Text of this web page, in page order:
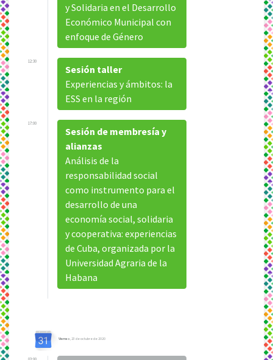
y Solidaria en el Desarrollo
Económico Municipal con
enfoque de Género
12:30
Sesión taller
Experiencias y ámbitos: la
ESS en la región
17:00
Sesión de membresía y
alianzas
Análisis de la
responsabilidad social
como instrumento para el
desarrollo de una
economía social, solidaria
y cooperativa: experiencias
de Cuba, organizada por la
Universidad Agraria de la
Habana
Viernes, 23 de octubre de 2020
03:00